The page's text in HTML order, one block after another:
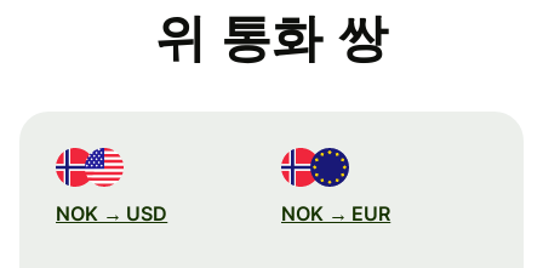
위 통화 쌍
NOK → USD NOK → EUR